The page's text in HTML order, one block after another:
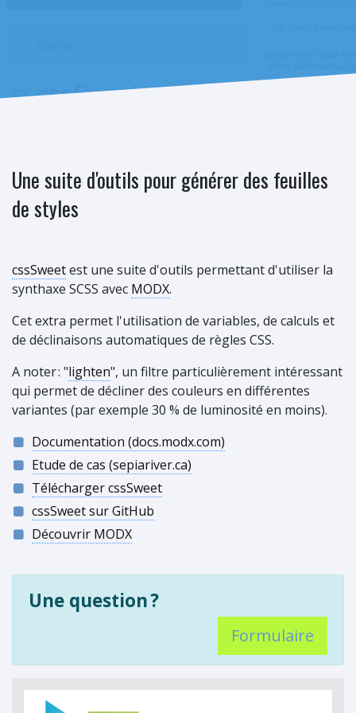
Une suite d'outils pour générer des feuilles
de styles
cssSweetest une suite d'outils permettant d'utiliser la
synthaxe SCSS avec MODX.
Cet extra permet l'utilisation de variables, de calculs et
de déclinaisons automatiques de règles CSS.
A noter: "lighten", un filtre particulièrement intéressant
qui permet de décliner des couleurs en différentes
variantes (par exemple 30 % de luminosité en moins).
Documentation (docs.modx.com)
Etude de cas (sepiariver.ca)
Télécharger cssSweet
cssSweet sur GitHub
Découvrir MODX
Une question?
Formulaire